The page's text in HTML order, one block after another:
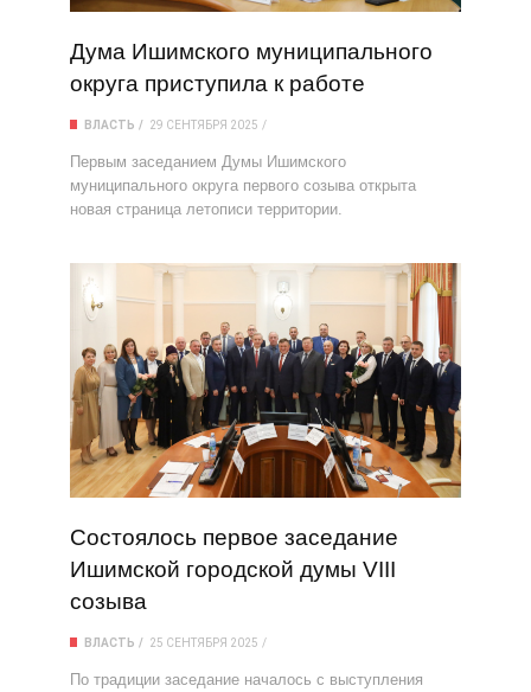
Дума Ишимского муниципального
округа приступила к работе
ВЛАСТЬ 29 СЕНТЯБРЯ 2025
Первым заседанием Думы Ишимского
муниципального округа первого созыва открыта
новая страница летописи территории.
Состоялось первое заседание
Ишимской городской думы VIII
созыва
ВЛАСТЬ 25 СЕНТЯБРЯ 2025
По традиции заседание началось с выступления